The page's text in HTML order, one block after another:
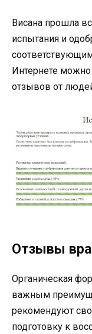
Висана прошла
испытания и
Интернете
отзывов от
Отзывы
Органическая
важным
рекомендуют
подготовку к